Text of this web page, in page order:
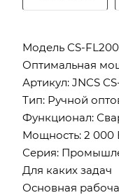
Модель CS-
Оптимальная
Артикул: JNCS
Тип: Ручной
Функционал:
Мощность: 2 000
Серия:
Для каких задач
Основная